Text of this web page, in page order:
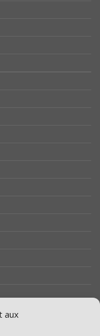
aux